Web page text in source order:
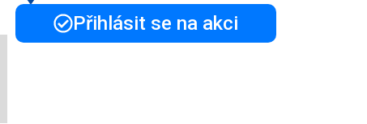
Přihlásit se na akci